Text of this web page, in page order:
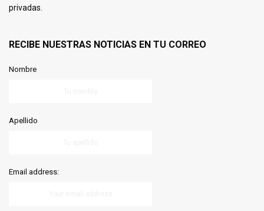
privadas.
RECIBE NUESTRAS NOTICIAS EN TU CORREO
Nombre
Apellido
Email address: